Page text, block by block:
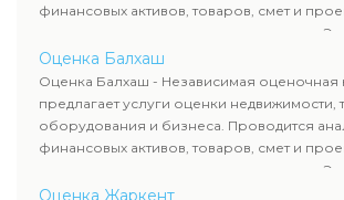
финансовых активов, товаров, смет и
оценка животных и недропользования.
определяют рыночную стоимость
рассчитывают ущерб. Все отчеты
требованиям законодательства и
сделок, кредитования и судебных
Оценка Балхаш
Оценка Балхаш - Независимая оценочная
предлагает услуги оценки недвижимости,
оборудования и бизнеса. Проводится
финансовых активов, товаров, смет и
оценка животных и недропользования.
определяют рыночную стоимость
Оценка Жаркент